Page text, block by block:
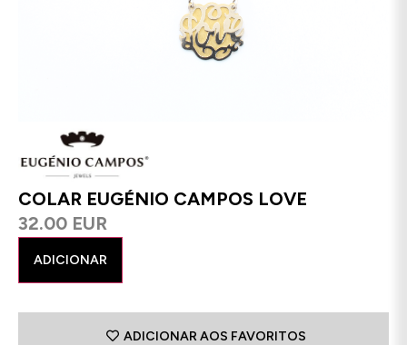
COLAR EUGÉNIO CAMPOS LOVE
32.00 EUR
ADICIONAR
ADICIONAR AOS FAVORITOS